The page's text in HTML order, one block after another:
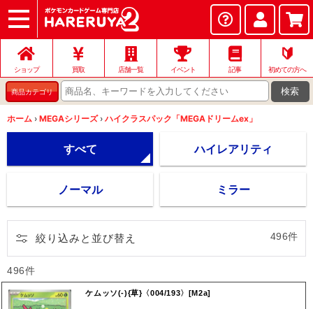
ショップ
店頭買取
ネット買取
店舗一覧
イベント
お問い合わせ
ショップ 買取 店舗一覧 イベント 記事
🔰
初めての方へ
商品カテゴリ 検索
ホーム › MEGAシリーズ › ハイクラスパック「MEGAドリームex」
すべて ハイレアリティ
ノーマル ミラー
絞り込みと並び替え 496件
496件
ケムッソ(-){草}〈004/193〉[M2a]